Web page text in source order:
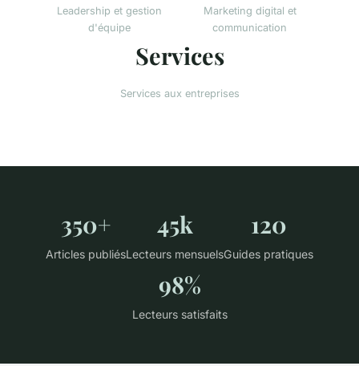
Leadership et gestion
d'équipe
Marketing digital et
communication
Services
Services aux entreprises
350+
Articles publiés
45k
Lecteurs mensuels
120
Guides pratiques
98%
Lecteurs satisfaits